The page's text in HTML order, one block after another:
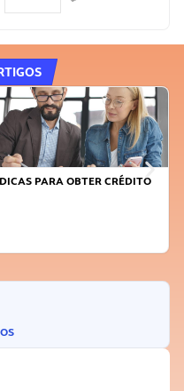
DICAS PARA OBTER CRÉDITO